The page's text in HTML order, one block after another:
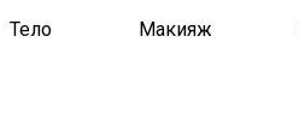
Тело Макияж